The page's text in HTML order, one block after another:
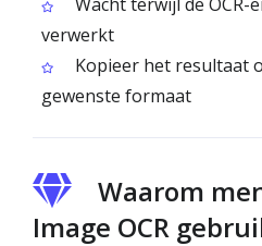
verwerkt
Kopieer het resultaat
gewenste formaat
Waarom
Image OCR